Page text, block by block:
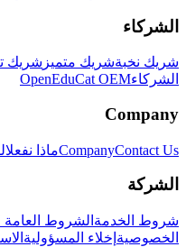
الشركاء
شريك نخبةشريك متميز شريك
الشركاءOpenEduCat OEM
Company
CompanyContact Us ماذا نفعل
الشركة
شروط الخدمة الشروط العامة
الخصوصية إخلاء المسؤولية